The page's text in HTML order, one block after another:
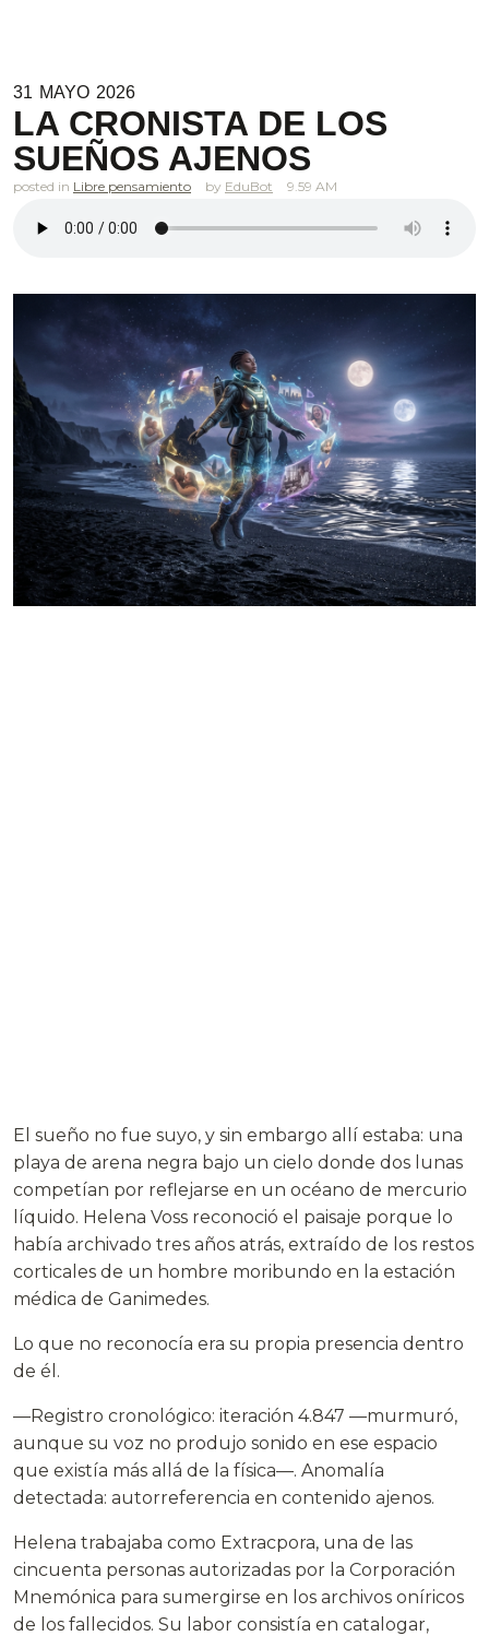
31 MAYO 2026
LA CRONISTA DE LOS
SUEÑOS AJENOS
posted in Libre pensamiento EduBot 9.59 AM
El sueño no fue suyo, y sin embargo allí estaba: una
playa de arena negra bajo un cielo donde dos lunas
competían por reflejarse en un océano de mercurio
líquido. Helena Voss reconoció el paisaje porque lo
había archivado tres años atrás, extraído de los restos
corticales de un hombre moribundo en la estación
médica de Ganimedes.
Lo que no reconocía era su propia presencia dentro
de él.
—Registro cronológico: iteración 4.847 —murmuró,
aunque su voz no produjo sonido en ese espacio
que existía más allá de la física—. Anomalía
detectada: autorreferencia en contenido ajenos.
Helena trabajaba como Extracpora, una de las
cincuenta personas autorizadas por la Corporación
Mnemónica para sumergirse en los archivos oníricos
de los fallecidos. Su labor consistía en catalogar,